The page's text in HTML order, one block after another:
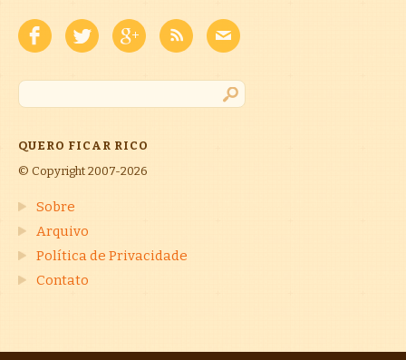
QUERO FICAR RICO
© Copyright 2007-2026
Sobre
Arquivo
Política de Privacidade
Contato